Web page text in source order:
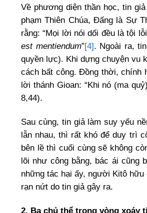
Về phương diện thần học, tin
phạm Thiên Chúa, Đấng là Sự
rằng: “Mọi lời nói dối đều là tội
est mentiendum”[4] . Ngoài ra,
quyền lực). Khi dựng chuyện vu
cách bất công. Đồng thời, chính
lời thánh Gioan: “Khi nó (ma
8,44).
Sau cùng, tin giả làm suy yếu
lẫn nhau, thì rất khó để duy trì
bên lề thì cuối cùng sẽ không
lõi như công bằng, bác ái cũng
những tác hại ấy, người Kitô
rạn nứt do tin giả gây ra.
2. Ba chủ thể trong vòng xoáy